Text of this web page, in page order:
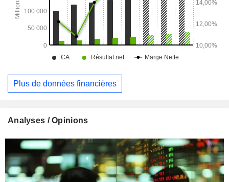
Plus de données financières
Analyses / Opinions